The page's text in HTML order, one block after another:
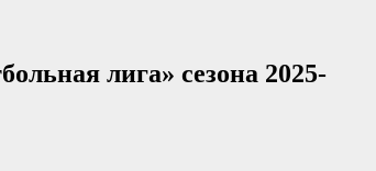
лига» сезона 2025-